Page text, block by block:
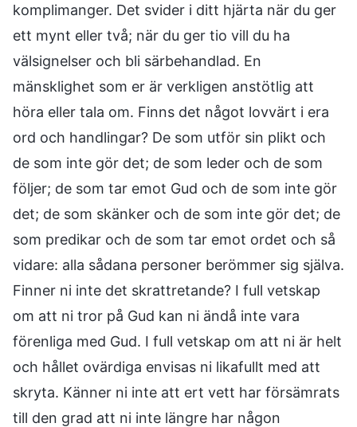
komplimanger. Det svider i ditt hjärta när du ger
ett mynt eller två; när du ger tio vill du ha
välsignelser och bli särbehandlad. En
mänsklighet som er är verkligen anstötlig att
höra eller tala om. Finns det något lovvärt i era
ord och handlingar? De som utför sin plikt och
de som inte gör det; de som leder och de som
följer; de som tar emot Gud och de som inte gör
det; de som skänker och de som inte gör det; de
som predikar och de som tar emot ordet och så
vidare: alla sådana personer berömmer sig själva.
Finner ni inte det skrattretande? I full vetskap
om att ni tror på Gud kan ni ändå inte vara
förenliga med Gud. I full vetskap om att ni är helt
och hållet ovärdiga envisas ni likafullt med att
skryta. Känner ni inte att ert vett har försämrats
till den grad att ni inte längre har någon